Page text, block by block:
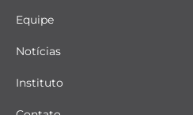
Equipe
Notícias
Instituto